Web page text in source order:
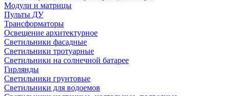
Модули и матрицы
Пульты ДУ
Трансформаторы
Освещение архитектурное
Светильники фасадные
Светильники тротуарные
Светильники на солнечной батарее
Гирлянды
Светильники грунтовые
Светильники для водоемов